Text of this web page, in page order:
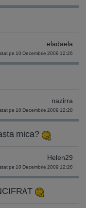
eladaela
pe 10 Decembrie 2009 12:26
nazirra
pe 10 Decembrie 2009 12:28
mica?
Helen29
pe 10 Decembrie 2009 12:28